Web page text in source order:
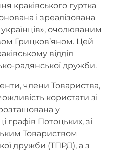
краківського гуртка
і зреалізована
очолюваним
Грицков’яном. Цей
відділ
радянської дружби.
члени Товариства,
користати зі
у
графів Потоцьких, зі
Товариством
дружби (ТПРД), а з